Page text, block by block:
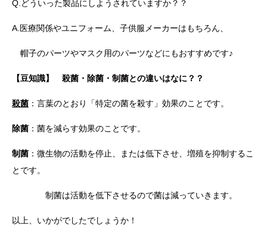
Q.どういった製品にしようされていますか？？
A.医療関係やユニフォーム、子供服メーカーはもちろん、
帽子のパーツやマスク用のパーツなどにもおすすめです♪
【豆知識】 殺菌・除菌・制菌との違いはなに？？
殺菌 ：言葉のとおり「特定の菌を殺す」効果のことです。
除菌 ：菌を減らす効果のことです。
制菌 ：微生物の活動を停止、または低下させ、増殖を抑制するこ
とです。
制菌は活動を低下させるので菌は減っていきます。
以上、いかがでしたでしょうか！